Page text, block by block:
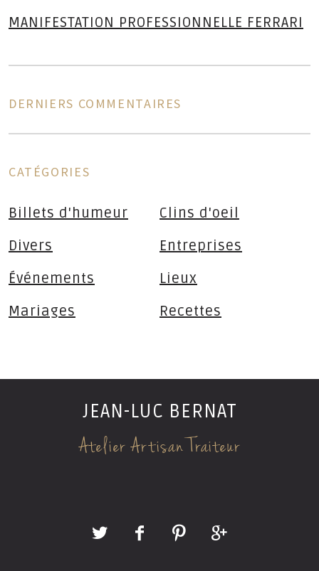
MANIFESTATION PROFESSIONNELLE FERRARI
DERNIERS COMMENTAIRES
CATÉGORIES
Billets d'humeur
Clins d'oeil
Divers
Entreprises
Événements
Lieux
Mariages
Recettes
JEAN-LUC BERNAT
Atelier Artisan Traiteur